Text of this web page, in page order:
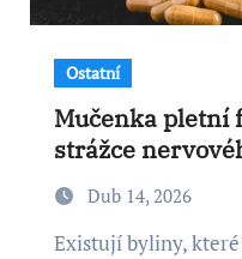
Ostatní
Mučenka pletní
strážce
Dub 14, 2026
Existují byliny, které fascinují vzhledem, a